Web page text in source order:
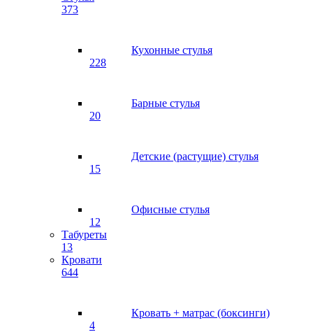
373
Кухонные стулья
228
Барные стулья
20
Детские (растущие) стулья
15
Офисные стулья
12
Табуреты
13
Кровати
644
Кровать + матрас (боксинги)
4